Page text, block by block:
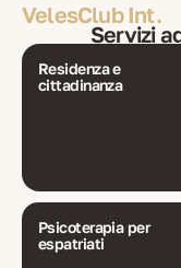
VelesClub Int.
Servizi
Residenza e
cittadinanza
Psicoterapia per
espatriati